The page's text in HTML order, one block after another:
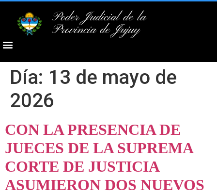
Poder Judicial de la
Provincia de Jujuy
Día: 13 de mayo de
2026
CON LA PRESENCIA DE
JUECES DE LA SUPREMA
CORTE DE JUSTICIA
ASUMIERON DOS NUEVOS